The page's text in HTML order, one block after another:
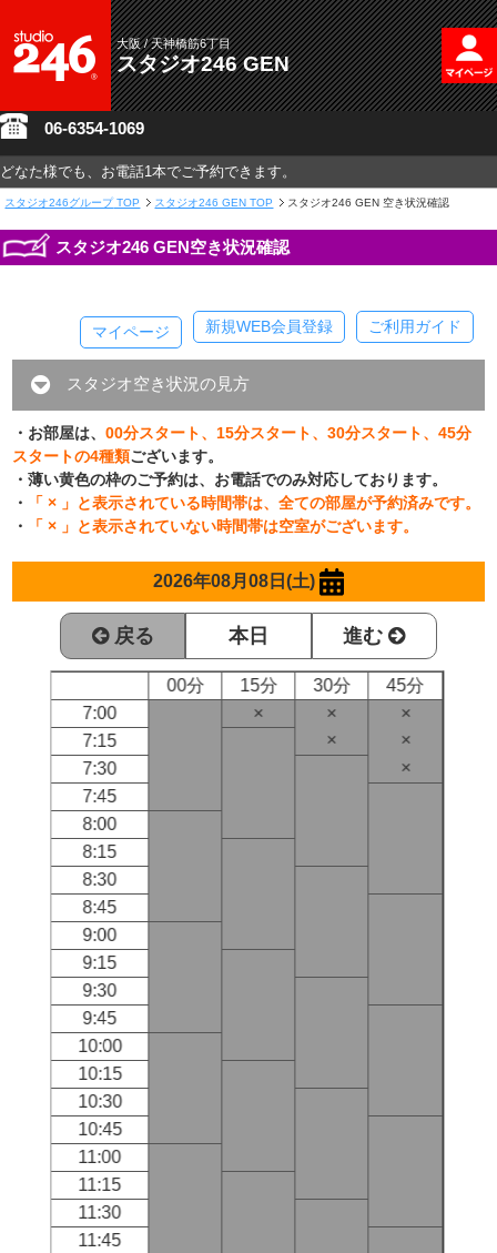
大阪 / 天神橋筋6丁目
スタジオ246 GEN
06-6354-1069
どなた様でも、お電話1本でご予約できます。
スタジオ246グループ TOP スタジオ246 GEN TOP スタジオ246 GEN 空き状況確認
スタジオ246 GEN空き状況確認
ご利用ガイド
新規WEB会員登録
マイページ
スタジオ空き状況の見方
・お部屋は、00分スタート、15分スタート、30分スタート、45分
スタートの4種類ございます。
・薄い黄色の枠のご予約は、お電話でのみ対応しております。
・
「 × 」と表示されている時間帯は、全ての部屋が予約済みです。
・
「 × 」と表示されていない時間帯は空室がございます。
2026年08月08日(土)
戻る 本日 進む
00分 15分 30分
45分
7:00
× ×
×
7:15
×
×
7:30
×
7:45
8:00
8:15
8:30
8:45
9:00
9:15
9:30
9:45
10:00
10:15
10:30
10:45
11:00
11:15
11:30
11:45